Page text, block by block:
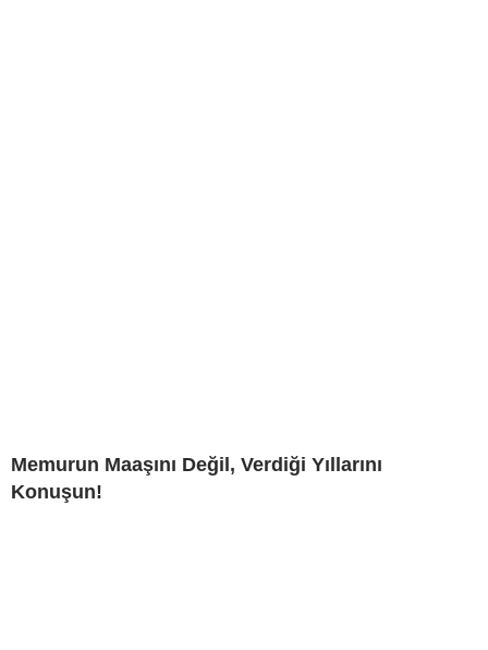
Memurun Maaşını Değil, Verdiği Yıllarını
Konuşun!